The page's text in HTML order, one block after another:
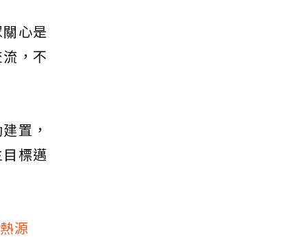
心是
，不
置，
標邁
源